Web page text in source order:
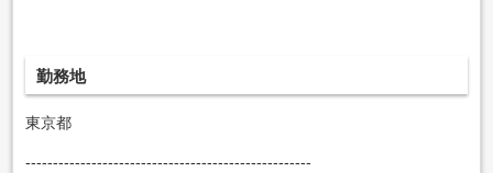
勤務地
東京都
----------------------------------------------------